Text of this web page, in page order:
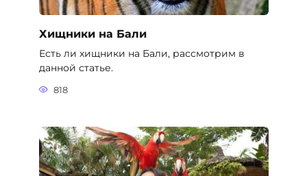
Хищники на Бали
Есть ли хищники на Бали, рассмотрим в
данной статье.
818